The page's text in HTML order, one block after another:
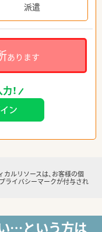
派遣
あります
！
カルリソースは、お客様の個
ライバシーマークが付与され
…という方は